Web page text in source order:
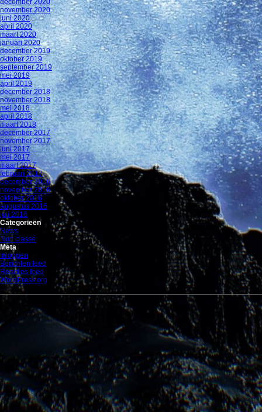
december 2020
november 2020
juni 2020
april 2020
maart 2020
januari 2020
december 2019
oktober 2019
september 2019
mei 2019
april 2019
december 2018
november 2018
mei 2018
april 2018
maart 2018
december 2017
november 2017
juni 2017
mei 2017
maart 2017
februari 2017
december 2016
november 2016
oktober 2016
augustus 2016
juli 2016
Categorieën
News
Non classé
Meta
Inloggen
Berichten feed
Reacties feed
WordPress.org